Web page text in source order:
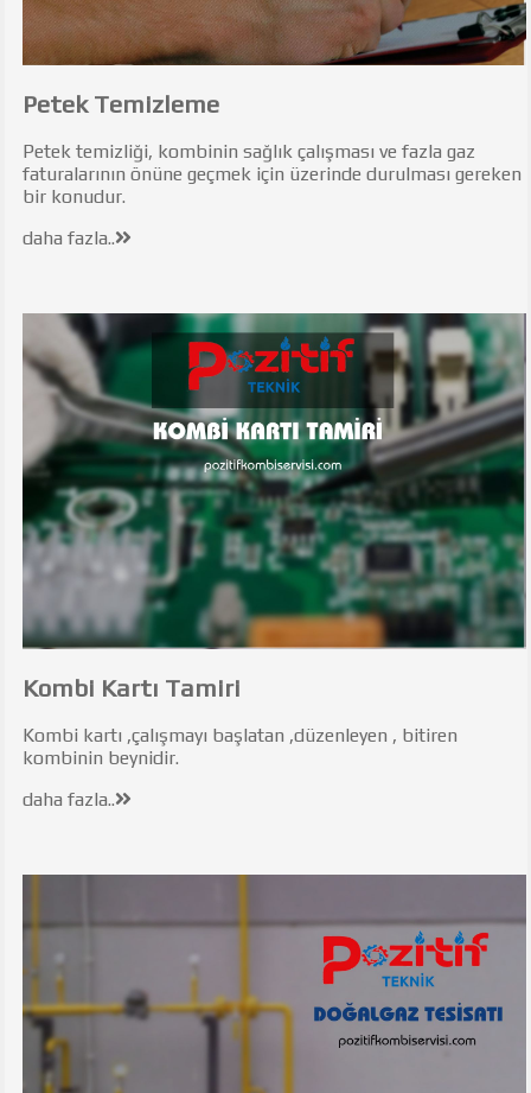
Petek Temizleme
Petek temizliği, kombinin sağlık çalışması ve fazla gaz
faturalarının önüne geçmek için üzerinde durulması gereken
bir konudur.
daha fazla..
Kombi Kartı Tamiri
Kombi kartı ,çalışmayı başlatan ,düzenleyen , bitiren
kombinin beynidir.
daha fazla..